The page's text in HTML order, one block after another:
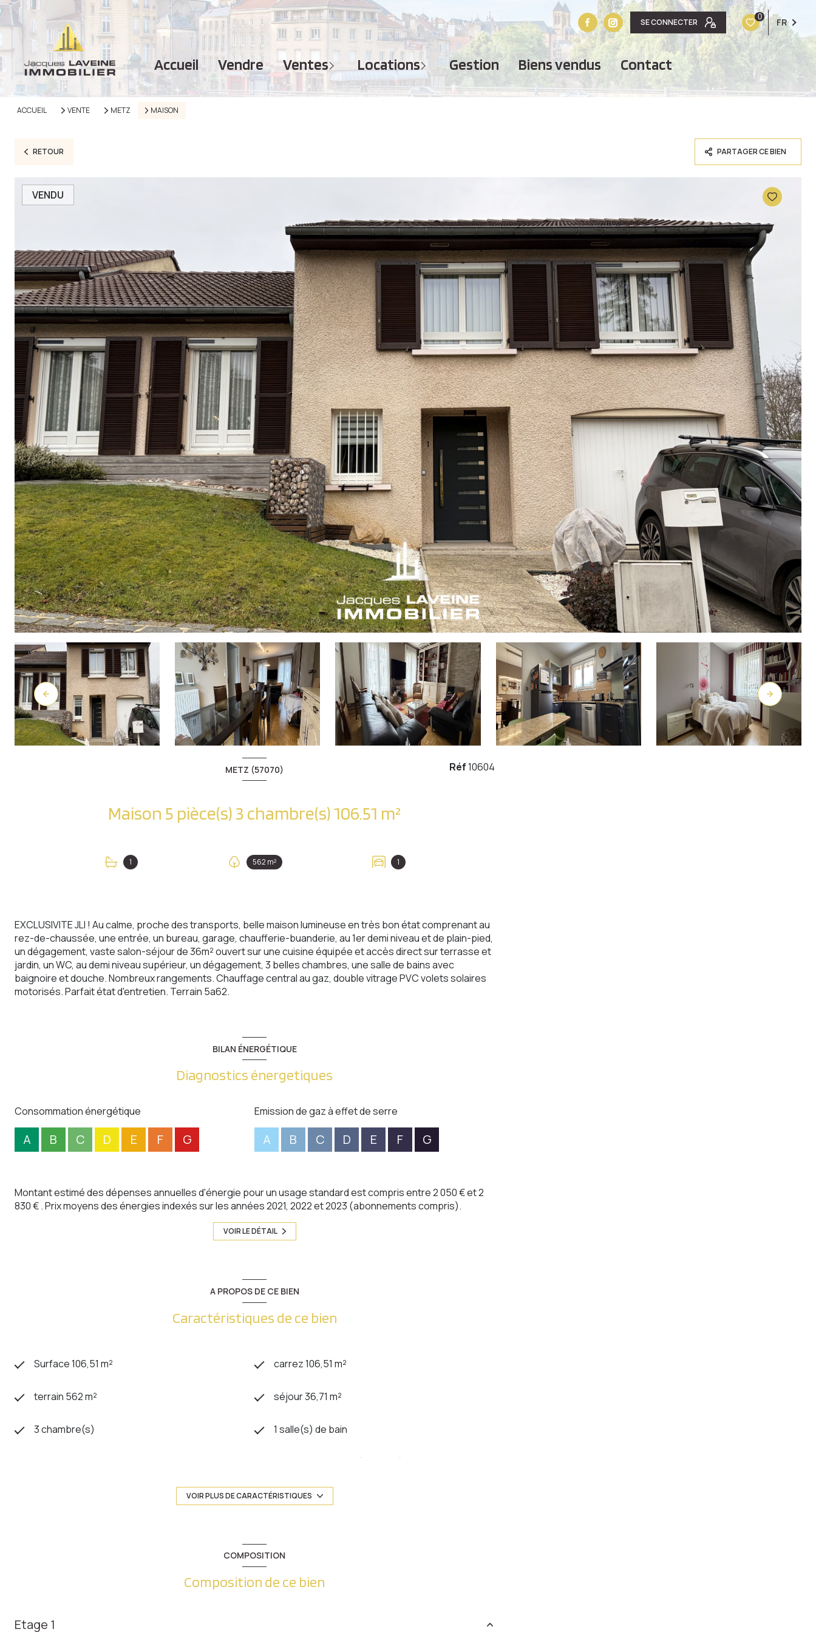
SE CONNECTER
0 FR
accueil vendre ventes
MAISONS
APPARTEMENTS
TERRAINS
IMMEUBLES
GARAGES - PARKINGS
locations
APPARTEMENTS
TERRAINS
IMMEUBLES
GARAGES - PARKINGS
gestion biens vendus contact
ACCUEIL VENTE METZ MAISON
RETOUR PARTAGER CE BIEN
VENDU
METZ (57070)
Maison 5 pièce(s) 3 chambre(s) 106.51 m²
1 562 m² 1
Réf10604
EXCLUSIVITE JLI ! Au calme, proche des transports, belle maison lumineuse en très bon état comprenant au
rez-de-chaussée, une entrée, un bureau, garage, chaufferie-buanderie, au 1er demi niveau et de plain-pied,
un dégagement, vaste salon-séjour de 36m² ouvert sur une cuisine équipée et accès direct sur terrasse et
jardin, un WC, au demi niveau supérieur, un dégagement, 3 belles chambres, une salle de bains avec
baignoire et douche. Nombreux rangements. Chauffage central au gaz, double vitrage PVC volets solaires
motorisés. Parfait état d'entretien. Terrain 5a62.
BILAN ÉNERGÉTIQUE
Diagnostics énergetiques
Consommation énergétique
A B C D E F G
Emission de gaz à effet de serre
A B C D E F G
Montant estimé des dépenses annuelles d'énergie pour un usage standard est compris entre 2 050 € et 2
830 € . Prix moyens des énergies indexés sur les années 2021, 2022 et 2023 (abonnements compris).
VOIR LE DÉTAIL
A PROPOS DE CE BIEN
Caractéristiques de ce bien
Surface 106,51 m² carrez 106,51 m²
terrain 562 m² séjour 36,71 m²
3 chambre(s) 1 salle(s) de bain
cuisine américaine (équipée)
Chauffage central : chaudière (gaz) 1 garage(s)
terrasse
VOIR PLUS DE CARACTÉRISTIQUES
COMPOSITION
Composition de ce bien
Etage 1